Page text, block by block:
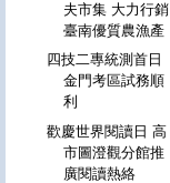
夫市集 大力行銷
臺南優質農漁產
四技二專統測首日
金門考區試務順
利
歡慶世界閱讀日 高
市圖澄觀分館推
廣閱讀熱絡